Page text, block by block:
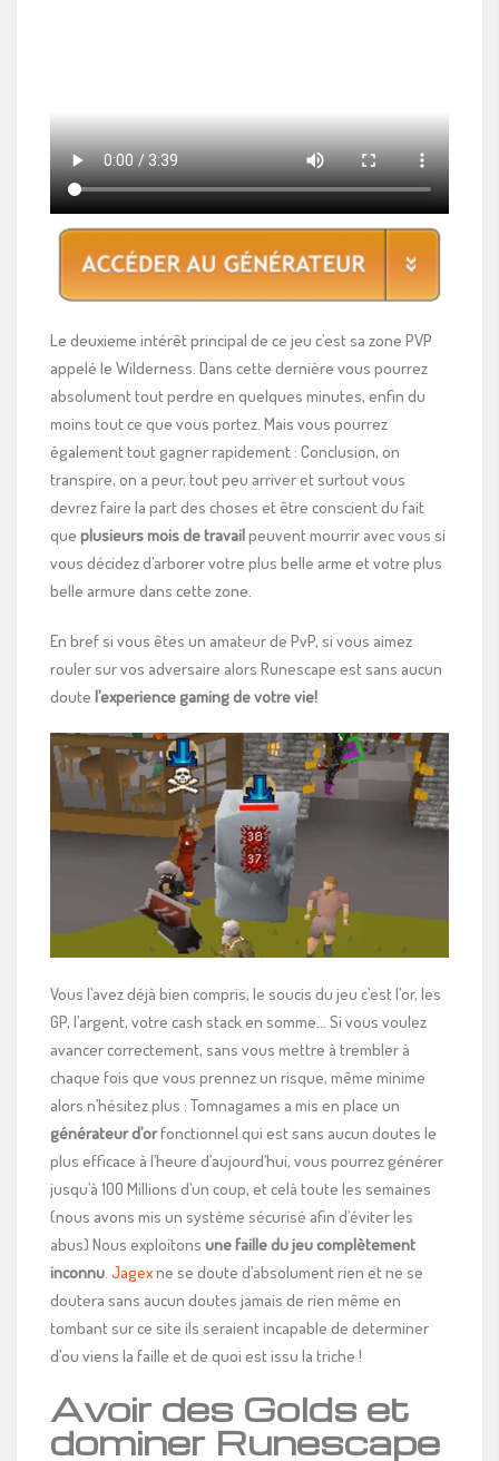
Le deuxieme intérêt principal de ce jeu c’est sa zone PVP
appelé le Wilderness. Dans cette dernière vous pourrez
absolument tout perdre en quelques minutes, enfin du
moins tout ce que vous portez. Mais vous pourrez
également tout gagner rapidement : Conclusion, on
transpire, on a peur, tout peu arriver et surtout vous
devrez faire la part des choses et être conscient du fait
que plusieurs mois de travailpeuvent mourrir avec vous si
vous décidez d’arborer votre plus belle arme et votre plus
belle armure dans cette zone.
En bref si vous êtes un amateur de PvP, si vous aimez
rouler sur vos adversaire alors Runescape est sans aucun
doute l’experience gaming de votre vie!
Vous l’avez déjà bien compris, le soucis du jeu c’est l’or, les
GP, l’argent, votre cash stack en somme… Si vous voulez
avancer correctement, sans vous mettre à trembler à
chaque fois que vous prennez un risque, même minime
alors n’hésitez plus : Tomnagames a mis en place un
générateur d’orfonctionnel qui est sans aucun doutes le
plus efficace à l’heure d’aujourd’hui, vous pourrez générer
jusqu’à 100 Millions d’un coup, et celà toute les semaines
(nous avons mis un système sécurisé afin d’éviter les
abus) Nous exploitons une faille du jeu complètement
inconnu Jagexne se doute d’absolument rien et ne se
doutera sans aucun doutes jamais de rien même en
tombant sur ce site ils seraient incapable de determiner
d’ou viens la faille et de quoi est issu la triche !
Avoir des Golds et
dominer Runescape